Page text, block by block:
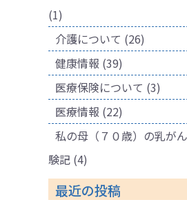
(1)
介護について (26)
健康情報 (39)
医療保険について (3)
医療情報 (22)
私の母（７０歳）の乳が
験記 (4)
最近の投稿